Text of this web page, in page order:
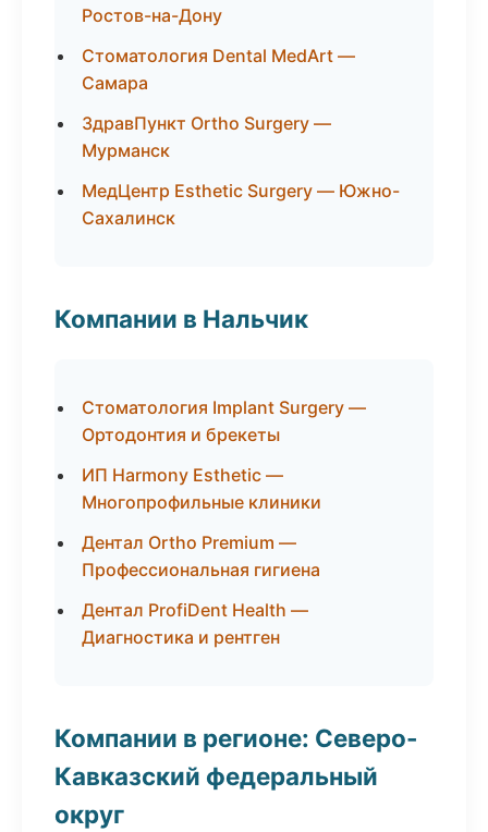
Ростов-на-Дону
Стоматология Dental MedArt —
Самара
ЗдравПункт Ortho Surgery —
Мурманск
МедЦентр Esthetic Surgery — Южно-
Сахалинск
Компании в Нальчик
Стоматология Implant Surgery —
Ортодонтия и брекеты
ИП Harmony Esthetic —
Многопрофильные клиники
Дентал Ortho Premium —
Профессиональная гигиена
Дентал ProfiDent Health —
Диагностика и рентген
Компании в регионе: Северо-
Кавказский федеральный
округ